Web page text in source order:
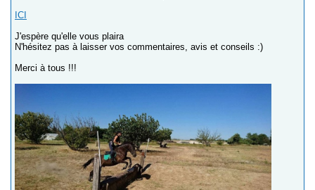
ICI
J'espère qu'elle vous plaira
N'hésitez pas à laisser vos commentaires, avis et conseils :)
Merci à tous !!!